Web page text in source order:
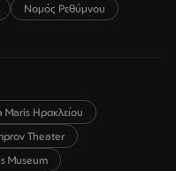
Νομός Ρεθύμνου
Maris Ηρακλείου
Theater
Museum